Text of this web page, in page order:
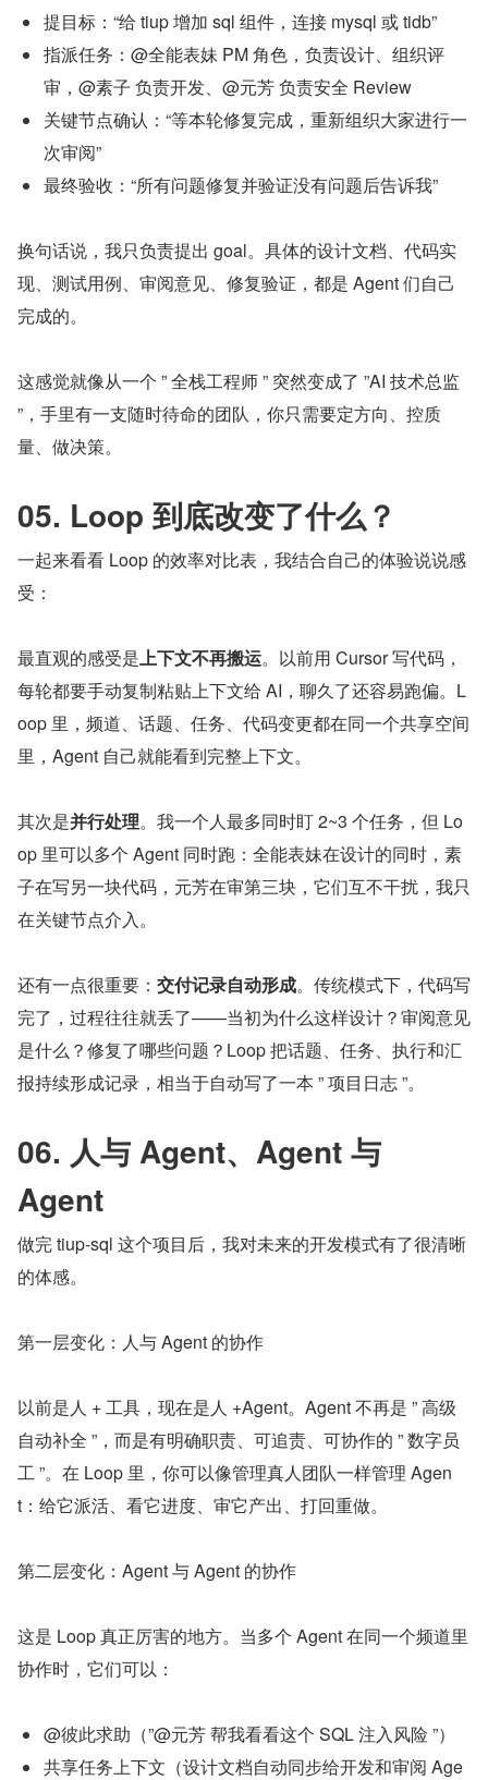
提目标：“给 tiup 增加 sql 组件，连接 mysql 或 tidb”
指派任务：@全能表妹 PM 角色，负责设计、组织评
审，@素子 负责开发、@元芳 负责安全 Review
关键节点确认：“等本轮修复完成，重新组织大家进行一
次审阅”
最终验收：“所有问题修复并验证没有问题后告诉我”
换句话说，我只负责提出 goal。具体的设计文档、代码实
现、测试用例、审阅意见、修复验证，都是 Agent 们自己
完成的。
这感觉就像从一个 ” 全栈工程师 ” 突然变成了 ”AI 技术总监
”，手里有一支随时待命的团队，你只需要定方向、控质
量、做决策。
05. Loop 到底改变了什么？
一起来看看 Loop 的效率对比表，我结合自己的体验说说感
受：
最直观的感受是上下文不再搬运。以前用 Cursor 写代码，
每轮都要手动复制粘贴上下文给 AI，聊久了还容易跑偏。L
oop 里，频道、话题、任务、代码变更都在同一个共享空间
里，Agent 自己就能看到完整上下文。
其次是并行处理。我一个人最多同时盯 2~3 个任务，但 Lo
op 里可以多个 Agent 同时跑：全能表妹在设计的同时，素
子在写另一块代码，元芳在审第三块，它们互不干扰，我只
在关键节点介入。
还有一点很重要： 交付记录自动形成。传统模式下，代码写
完了，过程往往就丢了——当初为什么这样设计？审阅意见
是什么？修复了哪些问题？Loop 把话题、任务、执行和汇
报持续形成记录，相当于自动写了一本 ” 项目日志 ”。
06. 人与 Agent、Agent 与
Agent
做完 tiup-sql 这个项目后，我对未来的开发模式有了很清晰
的体感。
第一层变化：人与 Agent 的协作
以前是人 + 工具，现在是人 +Agent。Agent 不再是 ” 高级
自动补全 ”，而是有明确职责、可追责、可协作的 ” 数字员
工 ”。在 Loop 里，你可以像管理真人团队一样管理 Agen
t：给它派活、看它进度、审它产出、打回重做。
第二层变化：Agent 与 Agent 的协作
这是 Loop 真正厉害的地方。当多个 Agent 在同一个频道里
协作时，它们可以：
@彼此求助（”@元芳 帮我看看这个 SQL 注入风险 ”）
共享任务上下文（设计文档自动同步给开发和审阅 Age